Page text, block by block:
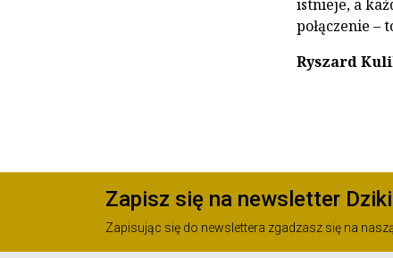
istnieje, a
połączenie –
Ryszard
Zapisz się na newsletter
Zapisując się do newslettera zgadzasz się na